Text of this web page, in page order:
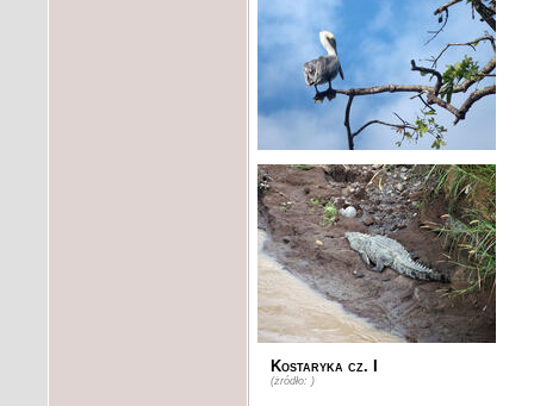
Kostaryka cz. I
(żródło: )